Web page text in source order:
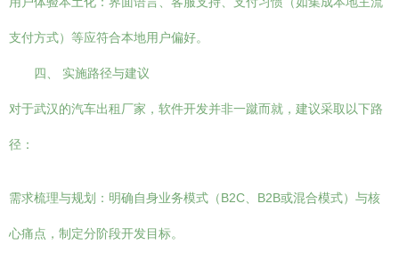
支付方式）等应符合本地用户偏好。
四、 实施路径与建议
对于武汉的汽车出租厂家，软件开发并非一蹴而就，建议采取以下路
径：
需求梳理与规划：明确自身业务模式（B2C、B2B或混合模式）与核
心痛点，制定分阶段开发目标。